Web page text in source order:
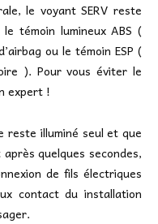
le voyant SERV reste
témoin lumineux ABS (
ou le témoin ESP (
). Pour vous éviter le
expert !
reste illuminé seul et que
quelques secondes,
de fils électriques
contact du installation